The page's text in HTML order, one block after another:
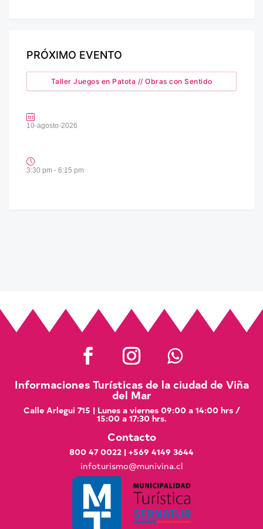
PRÓXIMO EVENTO
Taller Juegos en Patota // Obras con Sentido
10-agosto-2026
3:30 pm - 6:15 pm
Informaciones Turísticas de la ciudad de Viña
del Mar
Calle Arlegui 715 | Lunes a viernes 09:00 a 14:00 hrs /
15:00 a 17:30 hrs.
Contacto
800 47 0022 | +569 4149 3644
infoturismo@munivina.cl